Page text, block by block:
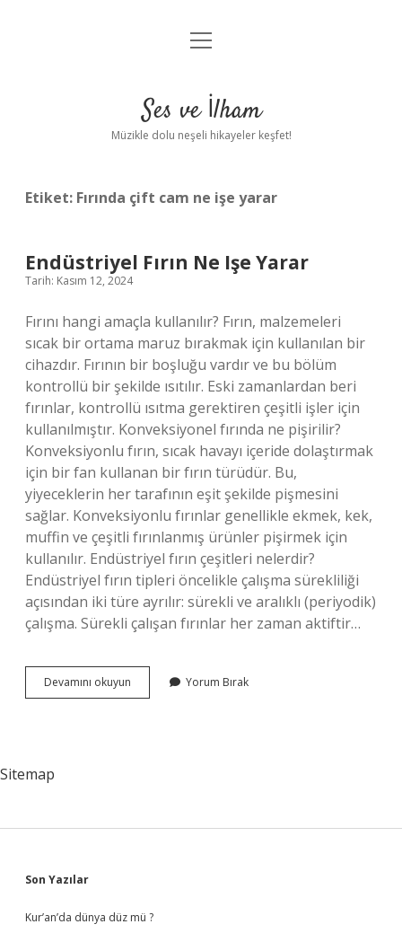
Anasayfa
Yasal Uyarı
menüyü
Ses ve İlham
Müzikle dolu neşeli hikayeler keşfet!
Etiket: Fırında çift cam ne işe yarar
Endüstriyel Fırın Ne Işe Yarar
Tarih: Kasım 12, 2024
Fırını hangi amaçla kullanılır? Fırın, malzemeleri
sıcak bir ortama maruz bırakmak için kullanılan bir
cihazdır. Fırının bir boşluğu vardır ve bu bölüm
kontrollü bir şekilde ısıtılır. Eski zamanlardan beri
fırınlar, kontrollü ısıtma gerektiren çeşitli işler için
kullanılmıştır. Konveksiyonel fırında ne pişirilir?
Konveksiyonlu fırın, sıcak havayı içeride dolaştırmak
için bir fan kullanan bir fırın türüdür. Bu,
yiyeceklerin her tarafının eşit şekilde pişmesini
sağlar. Konveksiyonlu fırınlar genellikle ekmek, kek,
muffin ve çeşitli fırınlanmış ürünler pişirmek için
kullanılır. Endüstriyel fırın çeşitleri nelerdir?
Endüstriyel fırın tipleri öncelikle çalışma sürekliliği
açısından iki türe ayrılır: sürekli ve aralıklı (periyodik)
çalışma. Sürekli çalışan fırınlar her zaman aktiftir…
Devamını okuyun Endüstriyel
Fırın
Yorum Bırak
Sitemap
Sidebar
Son Yazılar
Kur’an’da dünya düz mü ?